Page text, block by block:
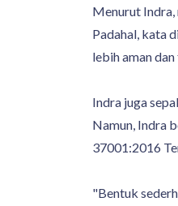
Menurut Indra,
Padahal, kata
lebih aman
Indra juga
Namun, Indra
37001:2016
"Bentuk